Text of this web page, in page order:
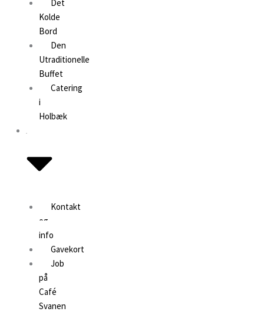
Det
Kolde
Bord
Den
Utraditionelle
Buffet
Catering
i
Holbæk
Kontakt
og
info
Gavekort
Job
på
Café
Svanen
Catering i Holbæk
Om
Kontakt og info
Gavekort
Job på Café Svanen